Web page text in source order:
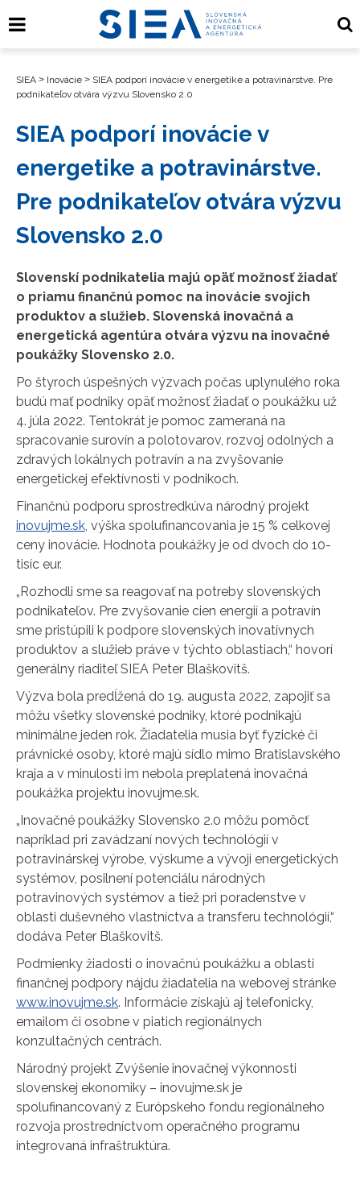
SIEA > Inovácie > SIEA podporí inovácie v energetike a potravinárstve. Pre
podnikateľov otvára výzvu Slovensko 2.0
SIEA podporí inovácie v
energetike a potravinárstve.
Pre podnikateľov otvára výzvu
Slovensko 2.0
Slovenskí podnikatelia majú opäť možnosť žiadať
o priamu finančnú pomoc na inovácie svojich
produktov a služieb. Slovenská inovačná a
energetická agentúra otvára výzvu na inovačné
poukážky Slovensko 2.0.
Po štyroch úspešných výzvach počas uplynulého roka
budú mať podniky opäť možnosť žiadať o poukážku už
4. júla 2022. Tentokrát je pomoc zameraná na
spracovanie surovín a polotovarov, rozvoj odolných a
zdravých lokálnych potravín a na zvyšovanie
energetickej efektívnosti v podnikoch.
Finančnú podporu sprostredkúva národný projekt
inovujme.sk , výška spolufinancovania je 15 % celkovej
ceny inovácie. Hodnota poukážky je od dvoch do 10-
tisíc eur.
„Rozhodli sme sa reagovať na potreby slovenských
podnikateľov. Pre zvyšovanie cien energií a potravín
sme pristúpili k podpore slovenských inovatívnych
produktov a služieb práve v týchto oblastiach,“ hovorí
generálny riaditeľ SIEA Peter Blaškovitš.
Výzva bola predĺžená do 19. augusta 2022, zapojiť sa
môžu všetky slovenské podniky, ktoré podnikajú
minimálne jeden rok. Žiadatelia musia byť fyzické či
právnické osoby, ktoré majú sídlo mimo Bratislavského
kraja a v minulosti im nebola preplatená inovačná
poukážka projektu inovujme.sk.
„Inovačné poukážky Slovensko 2.0 môžu pomôcť
napríklad pri zavádzaní nových technológií v
potravinárskej výrobe, výskume a vývoji energetických
systémov, posilnení potenciálu národných
potravinových systémov a tiež pri poradenstve v
oblasti duševného vlastníctva a transferu technológií,“
dodáva Peter Blaškovitš.
Podmienky žiadosti o inovačnú poukážku a oblasti
finančnej podpory nájdu žiadatelia na webovej stránke
www.inovujme.sk. Informácie získajú aj telefonicky,
emailom či osobne v piatich regionálnych
konzultačných centrách.
Národný projekt Zvýšenie inovačnej výkonnosti
slovenskej ekonomiky – inovujme.sk je
spolufinancovaný z Európskeho fondu regionálneho
rozvoja prostredníctvom operačného programu
integrovaná infraštruktúra.